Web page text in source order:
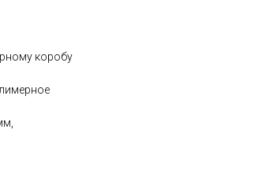
коробу